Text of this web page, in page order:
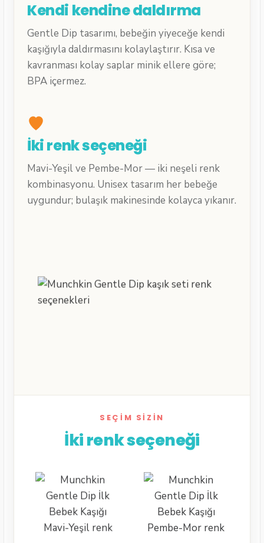
Kendi kendine daldırma
Gentle Dip tasarımı, bebeğin yiyeceğe kendi
kaşığıyla daldırmasını kolaylaştırır. Kısa ve
kavranması kolay saplar minik ellere göre;
BPA içermez.
İki renk seçeneği
Mavi-Yeşil ve Pembe-Mor — iki neşeli renk
kombinasyonu. Unisex tasarım her bebeğe
uygundur; bulaşık makinesinde kolayca yıkanır.
SEÇIM SIZIN
İki renk seçeneği